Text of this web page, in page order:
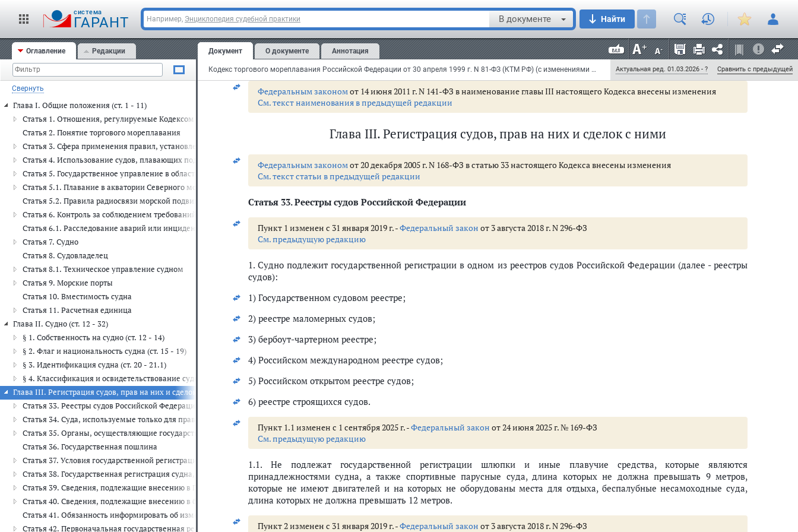
cистема
ГАРАНТ Например, Энциклопедия судебной практики В документе Найти
Оглавление Редакции
Свернуть
Глава I. Общие положения (ст. 1 - 11)
Статья 1. Отношения, регулируемые Кодексом торгового мореплавания Российской Федерации
Статья 2. Понятие торгового мореплавания
Статья 3. Сфера применения правил, установленных настоящим Кодексом
Статья 4. Использование судов, плавающих под Государственным флагом Российской Федерации, в целях торгового мореплавания
Статья 5. Государственное управление в области торгового мореплавания
Статья 5.1. Плавание в акватории Северного морского пути
Статья 5.2. Правила радиосвязи морской подвижной службы и морской подвижной спутниковой службы
Статья 6. Контроль за соблюдением требований настоящего Кодекса
Статья 6.1. Расследование аварий или инцидентов на море
Статья 7. Судно
Статья 8. Судовладелец
Статья 8.1. Техническое управление судном
Статья 9. Морские порты
Статья 10. Вместимость судна
Статья 11. Расчетная единица
Глава II. Судно (ст. 12 - 32)
§ 1. Собственность на судно (ст. 12 - 14)
§ 2. Флаг и национальность судна (ст. 15 - 19)
§ 3. Идентификация судна (ст. 20 - 21.1)
§ 4. Классификация и освидетельствование судов (ст. 22 - 32)
Глава III. Регистрация судов, прав на них и сделок с ними (ст. 33 - 51)
Статья 33. Реестры судов Российской Федерации
Статья 34. Суда, используемые только для правительственной некоммерческой службы
Статья 35. Органы, осуществляющие государственную регистрацию судов
Статья 36. Государственная пошлина
Статья 37. Условия государственной регистрации судов
Статья 38. Государственная регистрация судна, зафрахтованного по договору фрахтования судна без экипажа (бербоут-чартеру)
Статья 39. Сведения, подлежащие внесению в Государственный судовой реестр
Статья 40. Сведения, подлежащие внесению в бербоут-чартерный реестр, Российский международный реестр судов и Российский открытый реестр судов
Статья 41. Обязанность информировать об изменении сведений, вносимых в реестры судов
Статья 42. Первоначальная государственная регистрация судна
Документ О документе Аннотация
Кодекс торгового мореплавания Российской Федерации от 30 апреля 1999 г. N 81-ФЗ (КТМ РФ) (с изменениями и дополнениями) Актуальная ред. 01.03.2026 - ? Сравнить с предыдущей
3. Судовой журнал предоставляется для ознакомления и копирования лицам, имеющим право на получение
соответствующей информации.
В случае продажи судна за пределы Российской Федерации судовой журнал предоставляется для ознакомления и
копирования лицам, имеющим право на получение соответствующей информации за период, предшествующий
продаже судна.
Федеральным закономот 14 июня 2011 г. N 141-ФЗ в наименование главы III настоящего Кодекса внесены изменения
См. текст наименования в предыдущей редакции
Глава III. Регистрация судов, прав на них и сделок с ними
Федеральным закономот 20 декабря 2005 г. N 168-ФЗ в статью 33 настоящего Кодекса внесены изменения
См. текст статьи в предыдущей редакции
Статья 33.Реестры судов Российской Федерации
Пункт 1 изменен с 31 января 2019 г. -Федеральный закон от 3 августа 2018 г. N 296-ФЗ
См. предыдущую редакцию
1. Судно подлежит государственной регистрации в одном из реестров судов Российской Федерации (далее - реестры
судов):
1) Государственном судовом реестре;
2) реестре маломерных судов;
3) бербоут-чартерном реестре;
4) Российском международном реестре судов;
5) Российском открытом реестре судов;
6) реестре строящихся судов.
Пункт 1.1 изменен с 1 сентября 2025 г. -Федеральный закон от 24 июня 2025 г. № 169-ФЗ
См. предыдущую редакцию
1.1. Не подлежат государственной регистрации шлюпки и иные плавучие средства, которые являются
принадлежностями судна, а также спортивные парусные суда, длина которых не должна превышать 9 метров,
которые не имеют двигателей и на которых не оборудованы места для отдыха, беспалубные несамоходные суда,
длина которых не должна превышать 12 метров.
Пункт 2 изменен с 31 января 2019 г. -Федеральный закон от 3 августа 2018 г. N 296-ФЗ